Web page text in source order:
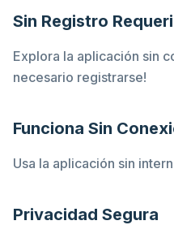
Sin Registro
Explora la aplicación sin
necesario registrarse!
Funciona Sin
Usa la aplicación sin
Privacidad Segura